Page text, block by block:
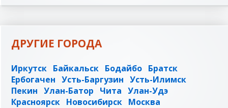
ДРУГИЕ ГОРОДА
Иркутск Байкальск Бодайбо Братск
Ербогачен Усть-Баргузин Усть-Илимск
Пекин Улан-Батор Чита Улан-Удэ
Красноярск Новосибирск Москва